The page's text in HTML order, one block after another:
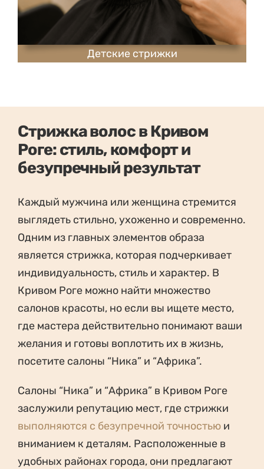
Детские стрижки
Стрижка волос в Кривом
Роге: стиль, комфорт и
безупречный результат
Каждый мужчина или женщина стремится
выглядеть стильно, ухоженно и современно.
Одним из главных элементов образа
является стрижка, которая подчеркивает
индивидуальность, стиль и характер. В
Кривом Роге можно найти множество
салонов красоты, но если вы ищете место,
где мастера действительно понимают ваши
желания и готовы воплотить их в жизнь,
посетите салоны “Ника” и “Африка”.
Салоны “Ника” и “Африка” в Кривом Роге
заслужили репутацию мест, где стрижки
выполняются с безупречной точностью и
вниманием к деталям. Расположенные в
удобных районах города, они предлагают